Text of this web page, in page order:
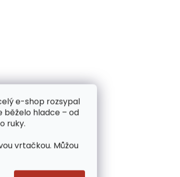
e-shop rozsypal
běželo hladce – od
ruky.
vrtačkou. Můžou